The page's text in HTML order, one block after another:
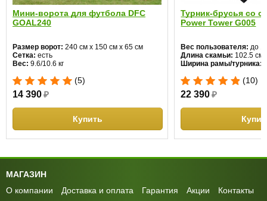
Мини-ворота для футбола DFC
GOAL240
Размер ворот: 240 см х 150 см х 65 см
Сетка: есть
Вес: 9.6/10.6 кг
(5)
14 390₽
Купить
Турник-брусья со
Power Tower G005
Вес пользователя: до
Длина скамьи: 102.5 см
Ширина рамы/турника:
(10)
22 390 ₽
МАГАЗИН
О компании
Доставка и оплата Гарантия Акции Контакты